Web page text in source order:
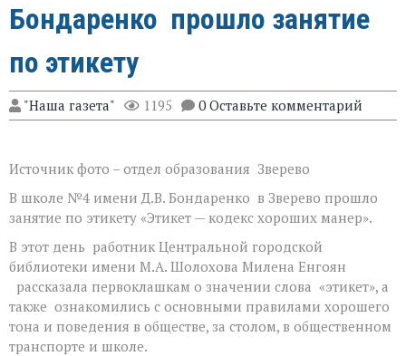
Бондаренко прошло занятие
по этикету
"Наша газета" 1195 0 Оставьте комментарий
Источник фото – отдел образования Зверево
В школе №4 имени Д.В. Бондаренко в Зверево прошло
занятие по этикету «Этикет — кодекс хороших манер».
В этот день работник Центральной городской
библиотеки имени М.А. Шолохова Милена Енгоян
рассказала первоклашкам о значении слова «этикет», а
также ознакомились с основными правилами хорошего
тона и поведения в обществе, за столом, в общественном
транспорте и школе.